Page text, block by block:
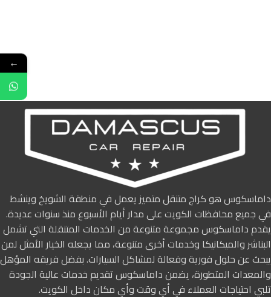
داماسكوس هو كراج متنقل متميز يعمل في منطقة الشويخ وينشط
في جميع محافظات الكويت على مدار أيام الأسبوع منذ سنوات عديدة.
يقدم داماسكوس مجموعة متنوعة من الخدمات المتنقلة التي تشمل
البناشر والميكانيكا وخدمات أخرى متنوعة، مما يجعله الخيار الأمثل لمن
يبحث عن حلول فورية وفعالة لمشاكل السيارات. بفضل فريقه المؤهل
والمعدات المتطورة، يضمن داماسكوس تقديم خدمات عالية الجودة
تلبي احتياجات العملاء في أي وقت وأي مكان داخل الكويت.
←